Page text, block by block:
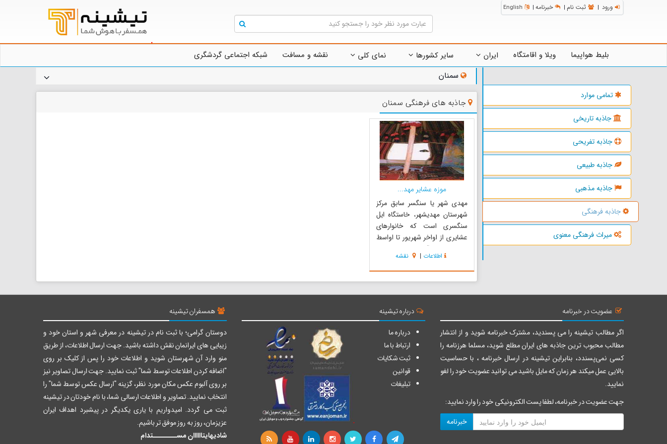
ورود | ثبت نام | خبرنامه |
English
بلیط هواپیما ویلا و اقامتگاه ایران سایر کشورها نمای کلی نقشه و مسافت شبکه اجتماعی گردشگری
تمامی موارد
جاذبه تاریخی
جاذبه تفریحی
جاذبه طبیعی
جاذبه مذهبی
جاذبه فرهنگی
میراث فرهنگی معنوی
سمنان
جاذبه های فرهنگی سمنان
موزه عشایر مهد...
مهدی شهر یا سنگسر سابق مرکز
شهرستان مهدیشهر، خاستگاه ایل
سنگسری است که خانوارهای
عشایری از اواخر شهریور تا اواسط
خرداد ماه در آن سکونت دارند .
سنگسری‌ها شاخص‌ترین کوچندگان
دامنه‌های البرز هستند، آنها
طولانی‌ترین مسیر کوچ جهان را طی
می‌کنند به طوری که فاصله‌ی
دورترین نقطه‌ی ییلاقی و قشلا...
اطلاعات | نقشه
عضویت در خبرنامه
اگر مطالب تیشینه را می پسندید، مشترک خبرنامه شوید و از انتشار
مطالب محبوب ترین جاذبه های ایران مطلع شوید، مسلما هرزنامه را
کسی نمی‌پسندد، بنابراین تیشینه در ارسال خبرنامه ، با حساسیت
بالایی عمل میکند هر زمان که مایل باشید می توانید عضویت خود را لغو
نمایید.
جهت عضویت در خبرنامه، لطفا پست الکترونیکی خود را وارد نمایید:
خبرنامه
درباره تیشینه
درباره ما
ارتباط با ما
ثبت شکایات
قوانین
تبلیغات
همسفران تیشینه
دوستان گرامی؛ با ثبت نام در تیشینه در معرفی شهر و استان خود و
زیبایی های ایرانمان نقش داشته باشید. جهت ارسال اطلاعات، از طریق
منو وارد آن شهرستان شوید و اطلاعات خود را پس از کلیک بر روی
"اضافه کردن اطلاعات توسط شما" ثبت نمایید. جهت ارسال تصاویر نیز
بر روی آلبوم عکس مکان مورد نظر، گزینه "ارسال عکس توسط شما" را
انتخاب نمایید. تصاویر و اطلاعات ارسالی شما، با نام خودتان در تیشینه
ثبت می گردد. امیدواریم با یاری یکدیگر در پیشبرد اهداف ایران
عزیزمان، روز به روز موفق تر باشیم.
شادیهایتاااااان مســــــــتدام